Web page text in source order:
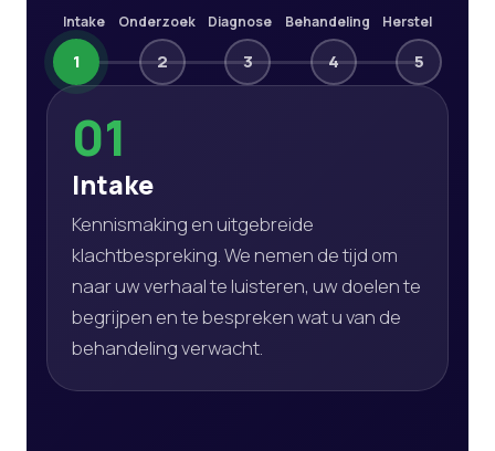
Intake Onderzoek Diagnose Behandeling Herstel
1 2 3 4 5
01
Intake
Kennismaking en uitgebreide
klachtbespreking. We nemen de tijd om
naar uw verhaal te luisteren, uw doelen te
begrijpen en te bespreken wat u van de
behandeling verwacht.